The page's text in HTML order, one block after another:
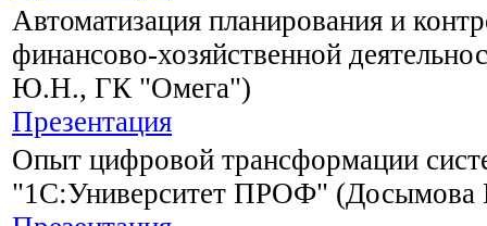
Автоматизация планирования и
финансово-хозяйственной
Ю.Н., ГК "Омега")
Презентация
Опыт цифровой трансформации
"1С:Университет ПРОФ"